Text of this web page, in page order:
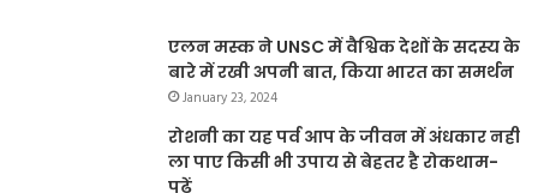
एलन मस्क ने UNSC में वैश्विक देशों के सदस्य के
बारे में रखी अपनी बात, किया भारत का समर्थन
January 23, 2024
रोशनी का यह पर्व आप के जीवन में अंधकार नहीं
ला पाए किसी भी उपाय से बेहतर है रोकथाम-
पढ़ें